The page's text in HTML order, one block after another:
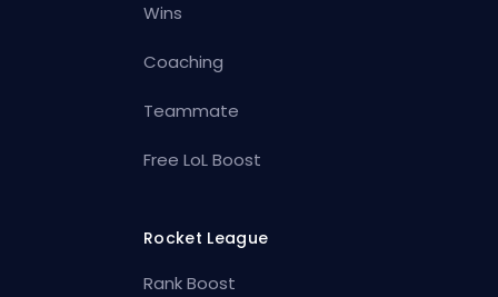
Wins
Coaching
Teammate
Free LoL Boost
Rocket League
Rank Boost